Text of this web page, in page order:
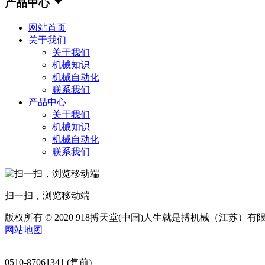
产品中心
网站首页
关于我们
关于我们
机械知识
机械自动化
联系我们
产品中心
关于我们
机械知识
机械自动化
联系我们
扫一扫，浏览移动端
版权所有 © 2020 918搏天堂(中国)人生就是搏机械（江苏）有
网站地图
0510-87061341 (售前)